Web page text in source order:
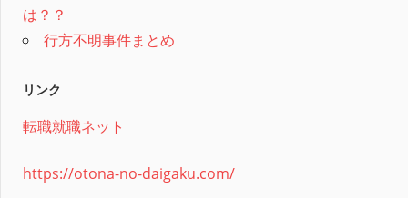
は？？
行方不明事件まとめ
リンク
転職就職ネット
https://otona-no-daigaku.com/